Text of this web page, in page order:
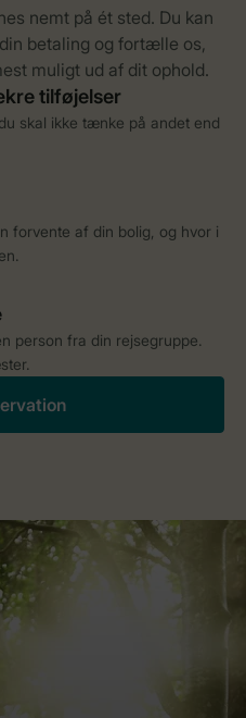
skal ikke tænke på andet end
forvente af din bolig, og hvor i
person fra din rejsegruppe.